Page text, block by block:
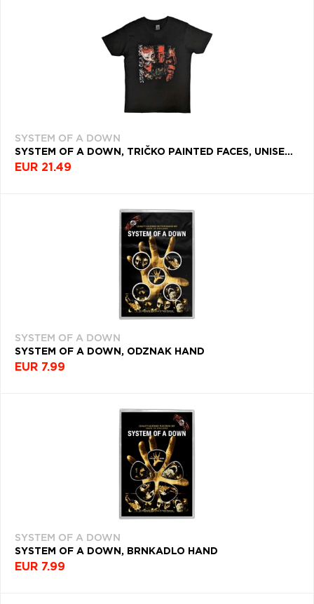
SYSTEM OF A DOWN
SYSTEM OF A DOWN, TRIČKO PAINTED FACES, UNISEX, ČIERNA
EUR 21.49
SYSTEM OF A DOWN
SYSTEM OF A DOWN, ODZNAK HAND
EUR 7.99
SYSTEM OF A DOWN
SYSTEM OF A DOWN, BRNKADLO HAND
EUR 7.99